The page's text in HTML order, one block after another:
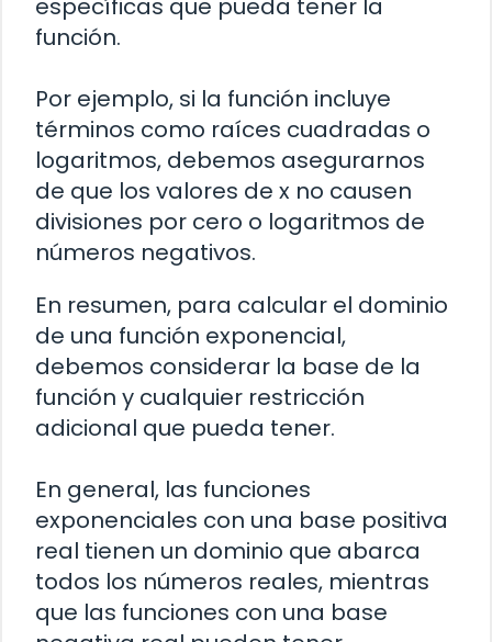
función.
Por ejemplo, si la función incluye
términos como raíces cuadradas o
logaritmos, debemos asegurarnos
de que los valores de x no causen
divisiones por cero o logaritmos de
números negativos.
En resumen, para calcular el dominio
de una función exponencial,
debemos considerar la base de la
función y cualquier restricción
adicional que pueda tener.
En general, las funciones
exponenciales con una base positiva
real tienen un dominio que abarca
todos los números reales, mientras
que las funciones con una base